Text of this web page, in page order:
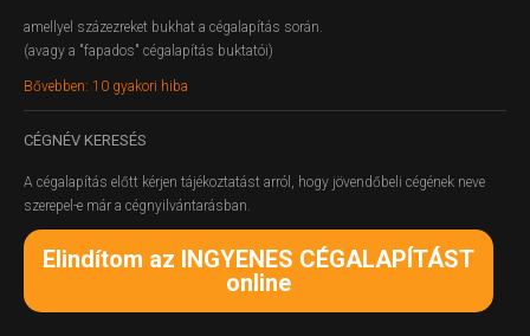
amellyel százezreket bukhat a cégalapítás során.
(avagy a "fapados" cégalapítás buktatói)
Bővebben: 10 gyakori hiba
CÉGNÉV KERESÉS
A cégalapítás előtt kérjen tájékoztatást arról, hogy jövendőbeli cégének neve
szerepel-e már a cégnyilvántarásban.
Elindítom az INGYENES CÉGALAPÍTÁST
online